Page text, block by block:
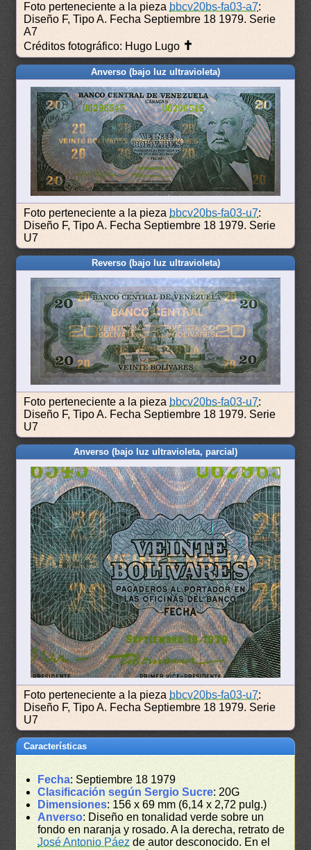
Foto perteneciente a la pieza bbcv20bs-fa03-a7:
Diseño F, Tipo A. Fecha Septiembre 18 1979. Serie
A7
Créditos fotográfico: Hugo Lugo ✝
Anverso (bajo luz ultravioleta)
Foto perteneciente a la pieza bbcv20bs-fa03-u7:
Diseño F, Tipo A. Fecha Septiembre 18 1979. Serie
U7
Reverso (bajo luz ultravioleta)
Foto perteneciente a la pieza bbcv20bs-fa03-u7:
Diseño F, Tipo A. Fecha Septiembre 18 1979. Serie
U7
Anverso (bajo luz ultravioleta, parcial)
Foto perteneciente a la pieza bbcv20bs-fa03-u7:
Diseño F, Tipo A. Fecha Septiembre 18 1979. Serie
U7
Características
Fecha: Septiembre 18 1979
Clasificación según Sergio Sucre: 20G
Dimensiones: 156 x 69 mm (6,14 x 2,72 pulg.)
Anverso: Diseño en tonalidad verde sobre un
fondo en naranja y rosado. A la derecha, retrato de
José Antonio Páez de autor desconocido. En el